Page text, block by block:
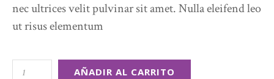
nec ultrices velit pulvinar sit amet. Nulla eleifend leo
ut risus elementum
AÑADIR AL CARRITO